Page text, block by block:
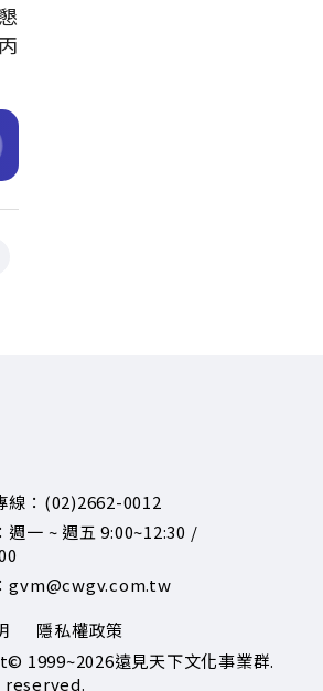
線：(02)2662-0012
週一 ~ 週五 9:00~12:30 /
gvm@cwgv.com.tw
隱私權政策
1999~2026遠見天下文化事業群.